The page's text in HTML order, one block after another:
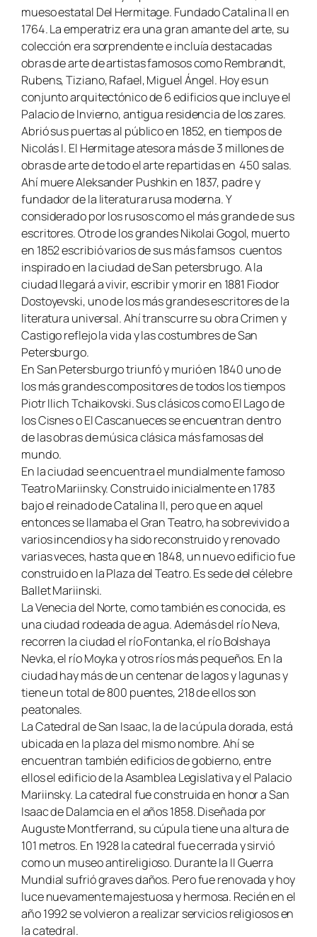
mueso estatal Del Hermitage. Fundado Catalina II en
1764. La emperatriz era una gran amante del arte, su
colección era sorprendente e incluía destacadas
obras de arte de artistas famosos como Rembrandt,
Rubens, Tiziano, Rafael, Miguel Ángel. Hoy es un
conjunto arquitectónico de 6 edificios que incluye el
Palacio de Invierno, antigua residencia de los zares.
Abrió sus puertas al público en 1852, en tiempos de
Nicolás I. El Hermitage atesora más de 3 millones de
obras de arte de todo el arte repartidas en 450 salas.
Ahí muere Aleksander Pushkin en 1837, padre y
fundador de la literatura rusa moderna. Y
considerado por los rusos como el más grande de sus
escritores. Otro de los grandes Nikolai Gogol, muerto
en 1852 escribió varios de sus más famsos cuentos
inspirado en la ciudad de San petersbrugo. A la
ciudad llegará a vivir, escribir y morir en 1881 Fiodor
Dostoyevski, uno de los más grandes escritores de la
literatura universal. Ahí transcurre su obraCrimen y
Castigoreflejo la vida y las costumbres de San
Petersburgo.
En San Petersburgo triunfó y murió en 1840 uno de
los más grandes compositores de todos los tiempos
Piotr Ilich Tchaikovski. Sus clásicos comoEl Lago de
los CisnesoEl Cascanuecesse encuentran dentro
de las obras de música clásica más famosas del
mundo.
En la ciudad se encuentra el mundialmente famoso
Teatro Mariinsky. Construido inicialmente en 1783
bajo el reinado de Catalina II, pero que en aquel
entonces se llamaba el Gran Teatro, ha sobrevivido a
varios incendios y ha sido reconstruido y renovado
varias veces, hasta que en 1848, un nuevo edificio fue
construido en la Plaza del Teatro. Es sede del célebre
Ballet Mariinski.
La Venecia del Norte, como también es conocida, es
una ciudad rodeada de agua. Además del río Neva,
recorren la ciudad el río Fontanka, el río Bolshaya
Nevka, el río Moyka y otros ríos más pequeños. En la
ciudad hay más de un centenar de lagos y lagunas y
tiene un total de 800 puentes, 218 de ellos son
peatonales.
La Catedral de San Isaac, la de la cúpula dorada, está
ubicada en la plaza del mismo nombre. Ahí se
encuentran también edificios de gobierno, entre
ellos el edificio de la Asamblea Legislativa y el Palacio
Mariinsky. La catedral fue construida en honor a San
Isaac de Dalamcia en el años 1858. Diseñada por
Auguste Montferrand, su cúpula tiene una altura de
101 metros. En 1928 la catedral fue cerrada y sirvió
como un museo antireligioso. Durante la II Guerra
Mundial sufrió graves daños. Pero fue renovada y hoy
luce nuevamente majestuosa y hermosa. Recién en el
año 1992 se volvieron a realizar servicios religiosos en
la catedral.